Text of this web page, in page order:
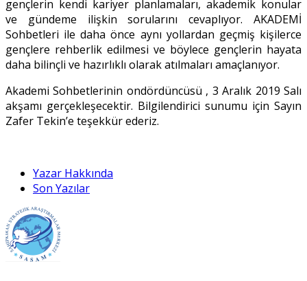
gençlerin kendi kariyer planlamaları, akademik konular
ve gündeme ilişkin sorularını cevaplıyor. AKADEMİ
Sohbetleri ile daha önce aynı yollardan geçmiş kişilerce
gençlere rehberlik edilmesi ve böylece gençlerin hayata
daha bilinçli ve hazırlıklı olarak atılmaları amaçlanıyor.
Akademi Sohbetlerinin ondördüncüsü , 3 Aralık 2019 Salı
akşamı gerçekleşecektir. Bilgilendirici sunumu için Sayın
Zafer Tekin’e teşekkür ederiz.
Yazar Hakkında
Son Yazılar